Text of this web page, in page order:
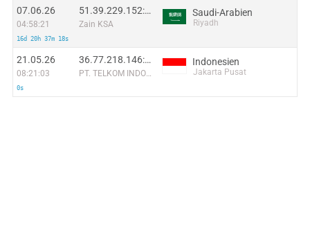
07.06.26
04:58:21
16d 20h 37m 18s
51.39.229.152:7231
Zain KSA
Saudi-Arabien
Riyadh
21.05.26
08:21:03
0s
36.77.218.146:24376
PT. TELKOM INDONESIA
Indonesien
Jakarta Pusat